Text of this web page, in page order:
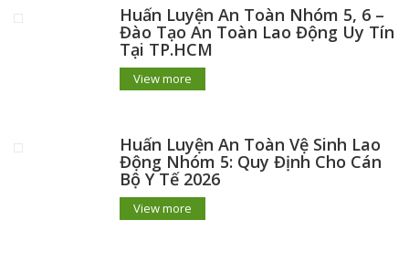
Huấn Luyện An Toàn Nhóm 5, 6 –
Đào Tạo An Toàn Lao Động Uy Tín
Tại TP.HCM
View more
Huấn Luyện An Toàn Vệ Sinh Lao
Động Nhóm 5: Quy Định Cho Cán
Bộ Y Tế 2026
View more